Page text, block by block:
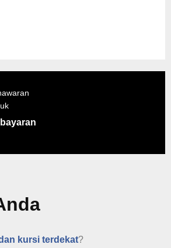
kursi terdekat?